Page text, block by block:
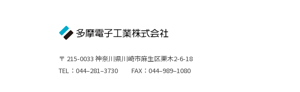
〒 215-0033 神奈川県川崎市麻生区栗木2-6-18
TEL：044–281–3730 FAX：044–989–1080